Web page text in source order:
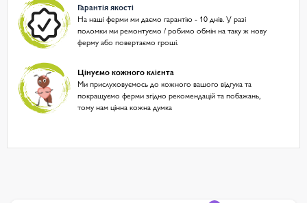
Гарантія якості
На наші ферми ми даємо гарантію - 10 днів. У разі
поломки ми ремонтуємо / робимо обмін на таку ж нову
ферму або повертаємо гроші.
Цінуємо кожного клієнта
Ми прислуховуємось до кожного вашого відгука та
покращуємо ферми згідно рекомендацій та побажань,
тому нам цінна кожна думка